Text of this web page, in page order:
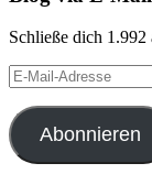
Schließe dich 1.992
E-
Mail-
Adresse
Abonnieren